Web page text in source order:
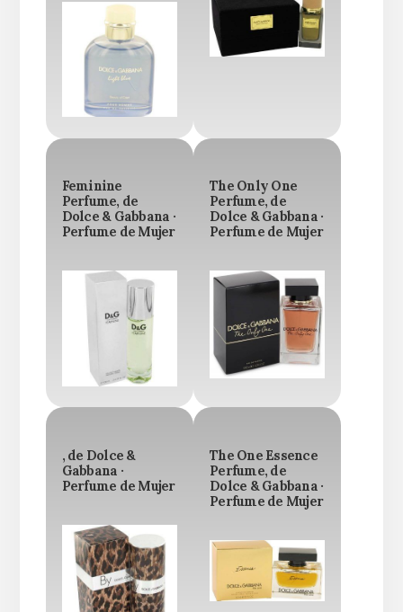
Feminine
Perfume, de
Dolce & Gabbana ·
Perfume de Mujer
The Only One
Perfume, de
Dolce & Gabbana ·
Perfume de Mujer
, de Dolce &
Gabbana ·
Perfume de Mujer
The One Essence
Perfume, de
Dolce & Gabbana ·
Perfume de Mujer